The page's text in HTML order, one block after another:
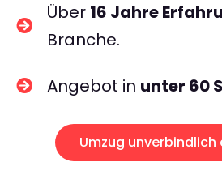
Über 16 Jahre
Branche.
Angebot in unter 60
Umzug unverbindlich